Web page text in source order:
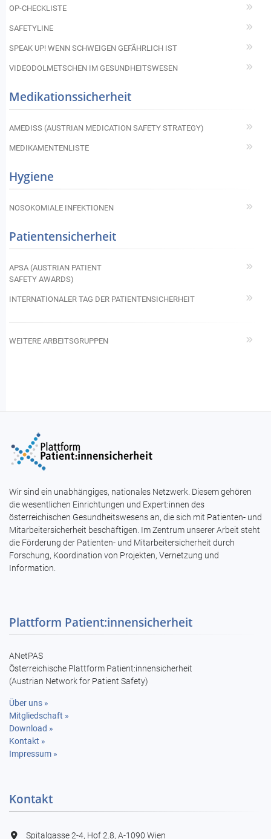
OP-CHECKLISTE
SAFETYLINE
SPEAK UP! WENN SCHWEIGEN GEFÄHRLICH IST
VIDEODOLMETSCHEN IM GESUNDHEITSWESEN
Medikationssicherheit
AMEDISS (AUSTRIAN MEDICATION SAFETY STRATEGY)
MEDIKAMENTENLISTE
Hygiene
NOSOKOMIALE INFEKTIONEN
Patientensicherheit
APSA (AUSTRIAN PATIENT
SAFETY AWARDS)
INTERNATIONALER TAG DER PATIENTENSICHERHEIT
WEITERE ARBEITSGRUPPEN
Wir sind ein unabhängiges, nationales Netzwerk. Diesem gehören
die wesentlichen Einrichtungen und Expert:innen des
österreichischen Gesundheitswesens an, die sich mit Patienten- und
Mitarbeitersicherheit beschäftigen. Im Zentrum unserer Arbeit steht
die Förderung der Patienten- und Mitarbeitersicherheit durch
Forschung, Koordination von Projekten, Vernetzung und
Information.
Plattform Patient:innensicherheit
ANetPAS
Österreichische Plattform Patient:innensicherheit
(Austrian Network for Patient Safety)
Über uns »
Mitgliedschaft »
Download »
Kontakt »
Impressum »
Kontakt
Spitalgasse 2-4, Hof 2.8, A-1090 Wien